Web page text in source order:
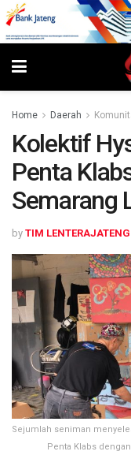
Home Daerah
Kolektif
Penta
Semarang
by TIM LENTERAJATENG
Sejumlah seniman
Penta Klabs